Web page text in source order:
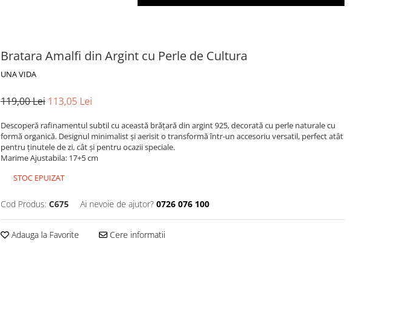
Bratara Amalfi din Argint cu Perle de Cultura
UNA VIDA
119,00 Lei 113,05 Lei
Descoperă rafinamentul subtil cu această brățară din argint 925, decorată cu perle naturale cu
formă organică. Designul minimalist și aerisit o transformă într-un accesoriu versatil, perfect atât
pentru ținutele de zi, cât și pentru ocazii speciale.
Marime Ajustabila: 17+5 cm
STOC EPUIZAT
Cod Produs: C675 Ai nevoie de ajutor? 0726 076 100
Adauga la Favorite Cere informatii